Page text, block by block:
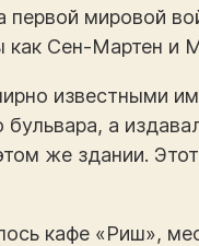
мировой
как Сен-Мартен
известными
а
же здании.
кафе «Риш»,